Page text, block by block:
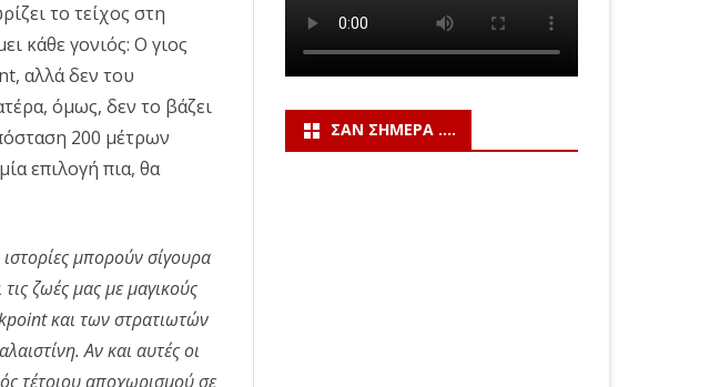
το τείχος στη
κάθε γονιός: Ο γιος
αλλά δεν του
όμως, δεν το βάζει
200 μέτρων
επιλογή πια, θα
μπορούν σίγουρα
ζωές μας με μαγικούς
και των στρατιωτών
Αν και αυτές οι
τέτοιου αποχωρισμού σε
ΣΑΝ ΣΉΜΕΡΑ ….